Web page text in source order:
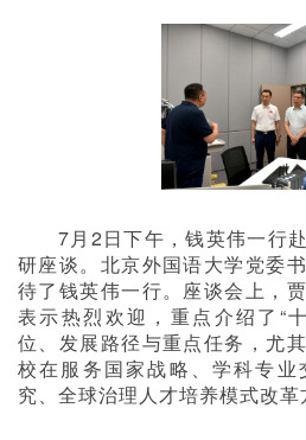
7月 2日下午，钱英伟一行
研座谈。北京外国语大学党委
待了钱英伟一行。座谈会上，
表示热烈欢迎，重点介绍了 “
位、发展路径与重点任务，尤
校在服务国家战略、学科专
究、全球治理人才培养模式改革